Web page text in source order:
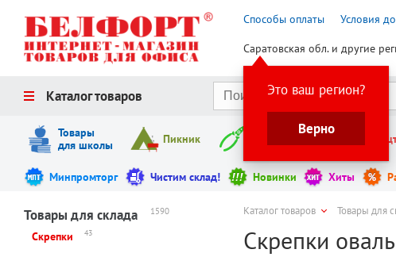
Способы оплаты Условия
Саратовская обл. и другие
Это ваш регион?
Верно
Каталог товаров
Товары
для школы
Пикник Инструменты
Минпромторг Чистим склад! Новинки Хиты
Товары для склада 1590
Скрепки 43
Каталог товаров Товары для
Скрепки